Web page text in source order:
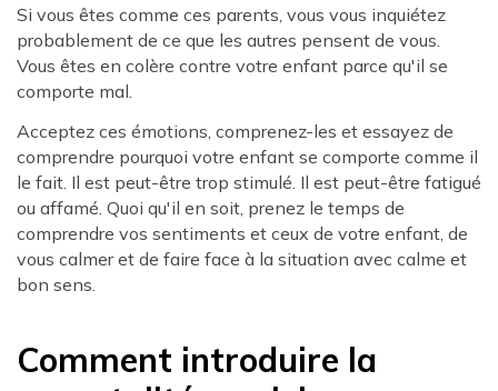
Si vous êtes comme ces parents, vous vous inquiétez
probablement de ce que les autres pensent de vous.
Vous êtes en colère contre votre enfant parce qu'il se
comporte mal.
Acceptez ces émotions, comprenez-les et essayez de
comprendre pourquoi votre enfant se comporte comme il
le fait. Il est peut-être trop stimulé. Il est peut-être fatigué
ou affamé. Quoi qu'il en soit, prenez le temps de
comprendre vos sentiments et ceux de votre enfant, de
vous calmer et de faire face à la situation avec calme et
bon sens.
Comment introduire la